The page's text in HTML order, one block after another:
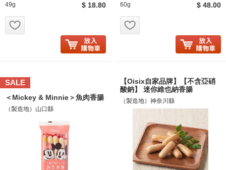
49g $ 18.80 60g $ 48.00
SALE
＜Mickey & Minnie＞魚肉香腸
（製造地）山口縣
【Oisix自家品牌】【不含亞硝
酸鈉】 迷你維也納香腸
（製造地）神奈川縣